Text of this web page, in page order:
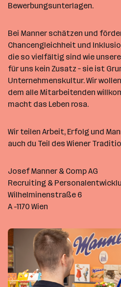
Bewerbungsunterlagen.
Bei Manner schätzen und
Chancengleichheit und
die so vielfältig sind wie
für uns kein Zusatz – sie ist
Unternehmenskultur. Wir
dem alle Mitarbeitenden
macht das Leben rosa.
Wir teilen Arbeit, Erfolg und
auch du Teil des Wiener
Josef Manner & Comp AG
Recruiting &
Wilhelminenstraße 6
A -1170 Wien